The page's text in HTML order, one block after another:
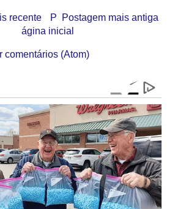
recente Postagem mais antiga
P
ágina inicial
comentários (Atom)